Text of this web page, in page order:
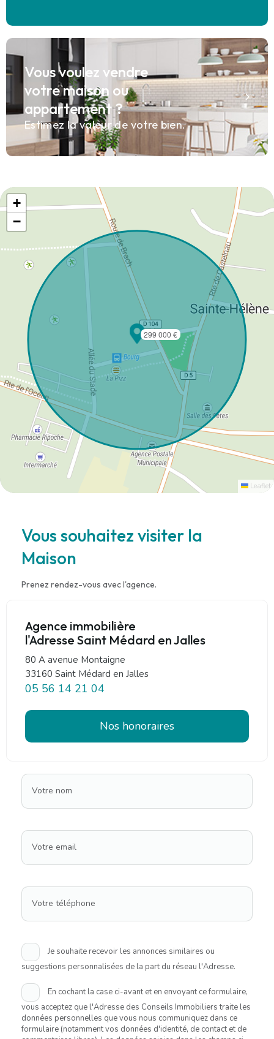
Vous voulez vendre
votre maison ou
appartement ?
Estimez la valeur de votre bien.
299 000 €
+
−
Leaflet
Vous souhaitez visiter la
Maison
Prenez rendez-vous avec l'agence.
Agence immobilière
l'Adresse Saint Médard en Jalles
80 A avenue Montaigne
33160 Saint Médard en Jalles
05 56 14 21 04
Nos honoraires
Votre nom
Votre email
Votre téléphone
Je souhaite recevoir les annonces similaires ou
suggestions personnalisées de la part du réseau l'Adresse.
En cochant la case ci-avant et en envoyant ce formulaire,
vous acceptez que l'Adresse des Conseils Immobiliers traite les
données personnelles que vous nous communiquez dans ce
formulaire (notamment vos données d'identité, de contact et de